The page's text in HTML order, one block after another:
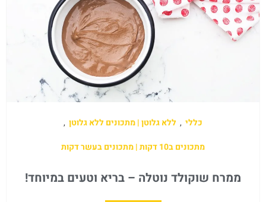
כללי , ללא גלוטן | מתכונים ללא גלוטן ,
מתכונים ב10 דקות | מתכונים בעשר דקות
ממרח שוקולד נוטלה – בריא וטעים במיוחד!